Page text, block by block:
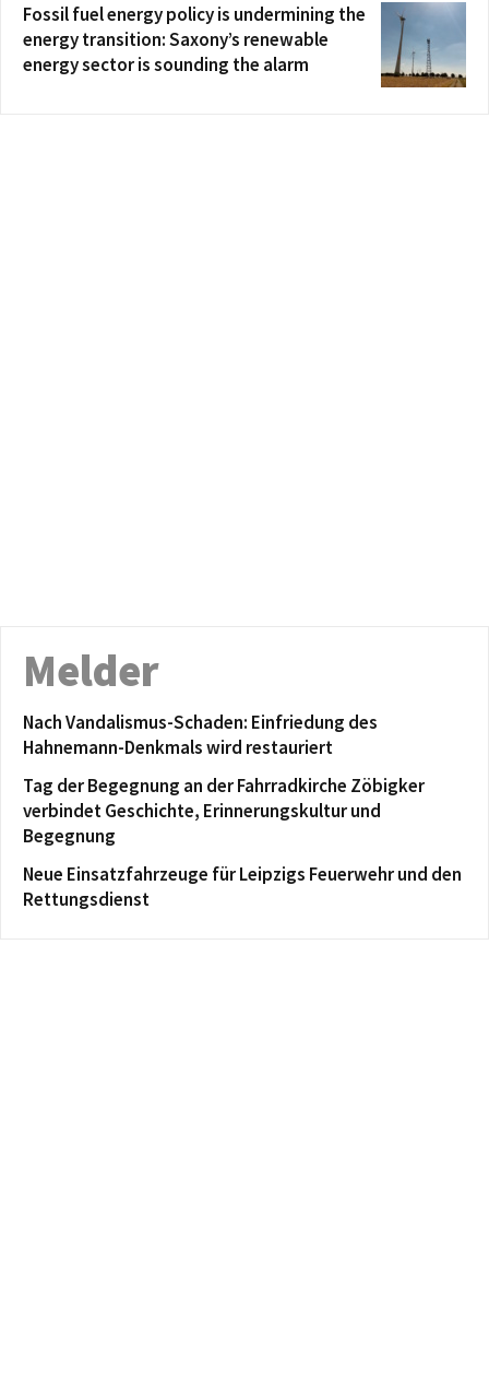
Fossil fuel energy policy is undermining the
energy transition: Saxony’s renewable
energy sector is sounding the alarm
Melder
Nach Vandalismus-Schaden: Einfriedung des
Hahnemann-Denkmals wird restauriert
Tag der Begegnung an der Fahrradkirche Zöbigker
verbindet Geschichte, Erinnerungskultur und
Begegnung
Neue Einsatzfahrzeuge für Leipzigs Feuerwehr und den
Rettungsdienst